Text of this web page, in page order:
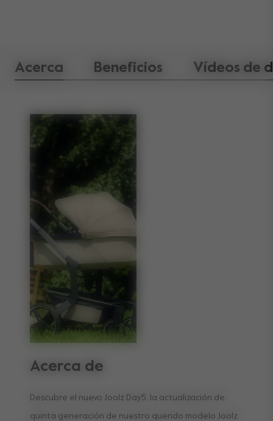
Acerca Beneficios Vídeos de
Acerca de
Descubre el nuevo Joolz Day5, la actualización de
quinta generación de nuestro querido modelo Joolz